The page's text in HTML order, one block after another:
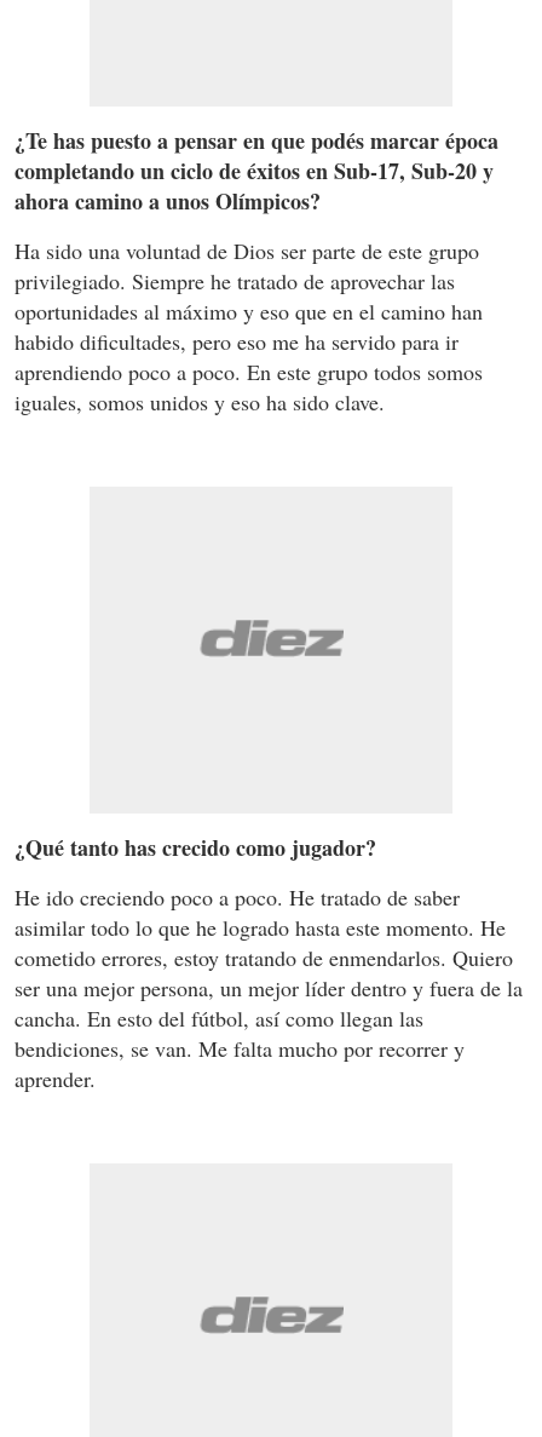
¿Te has puesto a pensar en que podés marcar época
completando un ciclo de éxitos en Sub-17, Sub-20 y
ahora camino a unos Olímpicos?
Ha sido una voluntad de Dios ser parte de este grupo
privilegiado. Siempre he tratado de aprovechar las
oportunidades al máximo y eso que en el camino han
habido dificultades, pero eso me ha servido para ir
aprendiendo poco a poco. En este grupo todos somos
iguales, somos unidos y eso ha sido clave.
¿Qué tanto has crecido como jugador?
He ido creciendo poco a poco. He tratado de saber
asimilar todo lo que he logrado hasta este momento. He
cometido errores, estoy tratando de enmendarlos. Quiero
ser una mejor persona, un mejor líder dentro y fuera de la
cancha. En esto del fútbol, así como llegan las
bendiciones, se van. Me falta mucho por recorrer y
aprender.